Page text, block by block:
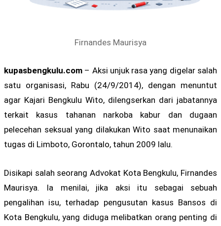
Firnandes Maurisya
kupasbengkulu.com – Aksi unjuk rasa yang digelar salah
satu organisasi, Rabu (24/9/2014), dengan menuntut
agar Kajari Bengkulu Wito, dilengserkan dari jabatannya
terkait kasus tahanan narkoba kabur dan dugaan
pelecehan seksual yang dilakukan Wito saat menunaikan
tugas di Limboto, Gorontalo, tahun 2009 lalu.
Disikapi salah seorang Advokat Kota Bengkulu, Firnandes
Maurisya. Ia menilai, jika aksi itu sebagai sebuah
pengalihan isu, terhadap pengusutan kasus Bansos di
Kota Bengkulu, yang diduga melibatkan orang penting di